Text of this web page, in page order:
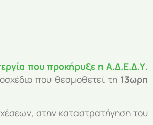
που προκήρυξε η Α.Δ.Ε.Δ.Υ.
που θεσμοθετεί τη 13ωρη
στην καταστρατήγηση του